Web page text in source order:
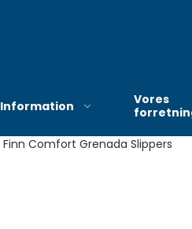
Information
Vores
Finn Comfort Grenada Slippers